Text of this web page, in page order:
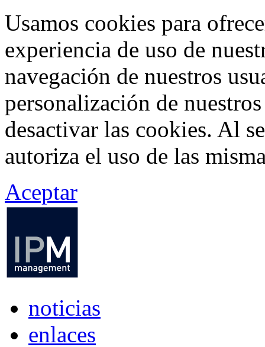
Usamos cookies para
experiencia de uso de
navegación de nuestros
personalización de
desactivar las cookies. Al
autoriza el uso de las
Aceptar
noticias
enlaces